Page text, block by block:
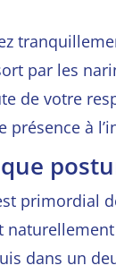
par les
de votre
présence à
primordial
dans un